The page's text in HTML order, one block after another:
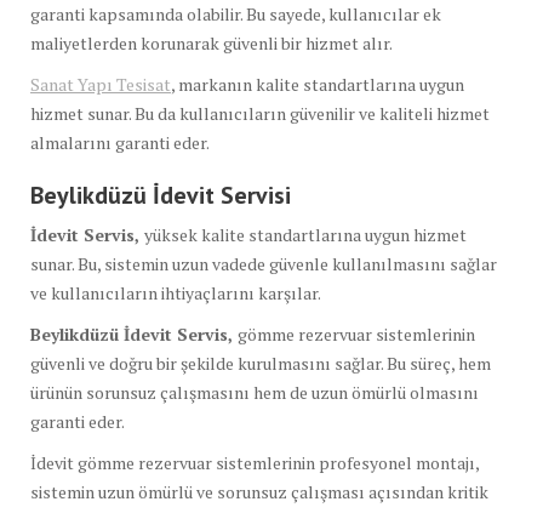
garanti kapsamında olabilir. Bu sayede, kullanıcılar ek
maliyetlerden korunarak güvenli bir hizmet alır.
Sanat Yapı Tesisat, markanın kalite standartlarına uygun
hizmet sunar. Bu da kullanıcıların güvenilir ve kaliteli hizmet
almalarını garanti eder.
Beylikdüzü İdevit Servisi
İdevit Servis, yüksek kalite standartlarına uygun hizmet
sunar. Bu, sistemin uzun vadede güvenle kullanılmasını sağlar
ve kullanıcıların ihtiyaçlarını karşılar.
Beylikdüzü İdevit Servis, gömme rezervuar sistemlerinin
güvenli ve doğru bir şekilde kurulmasını sağlar. Bu süreç, hem
ürünün sorunsuz çalışmasını hem de uzun ömürlü olmasını
garanti eder.
İdevit gömme rezervuar sistemlerinin profesyonel montajı,
sistemin uzun ömürlü ve sorunsuz çalışması açısından kritik